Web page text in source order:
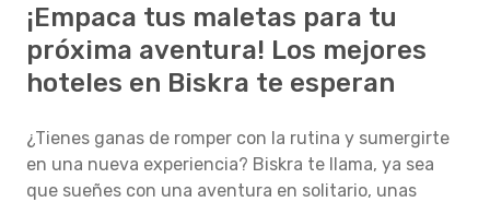
¡Empaca tus maletas para tu
próxima aventura! Los mejores
hoteles en Biskra te esperan
¿Tienes ganas de romper con la rutina y sumergirte
en una nueva experiencia? Biskra te llama, ya sea
que sueñes con una aventura en solitario, unas